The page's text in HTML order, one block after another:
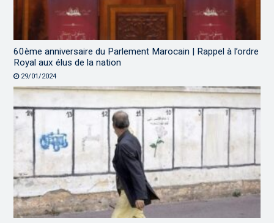
60ème anniversaire du Parlement Marocain | Rappel à l’ordre
Royal aux élus de la nation
29/01/2024